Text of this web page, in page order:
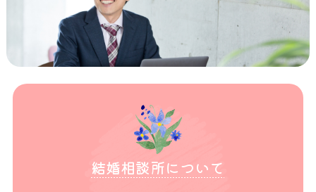
結婚相談所について